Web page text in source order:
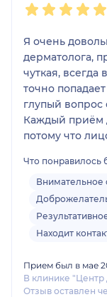
Я очень
дерматолога,
чуткая,
точно
глупый вопрос
Каждый приём
потому что
помогает,
благодарна и
Что понравилось
Внимательное
Находит
Прием был в мае
В клинике "Центр
Отзыв оставлен